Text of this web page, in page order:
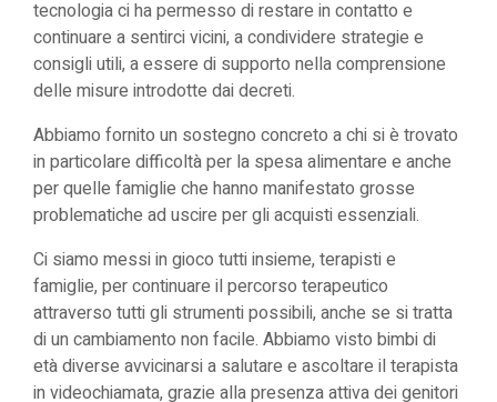
tecnologia ci ha permesso di restare in contatto e
continuare a sentirci vicini, a condividere strategie e
consigli utili, a essere di supporto nella comprensione
delle misure introdotte dai decreti.
Abbiamo fornito un sostegno concreto a chi si è trovato
in particolare difficoltà per la spesa alimentare e anche
per quelle famiglie che hanno manifestato grosse
problematiche ad uscire per gli acquisti essenziali.
Ci siamo messi in gioco tutti insieme, terapisti e
famiglie, per continuare il percorso terapeutico
attraverso tutti gli strumenti possibili, anche se si tratta
di un cambiamento non facile. Abbiamo visto bimbi di
età diverse avvicinarsi a salutare e ascoltare il terapista
in videochiamata, grazie alla presenza attiva dei genitori